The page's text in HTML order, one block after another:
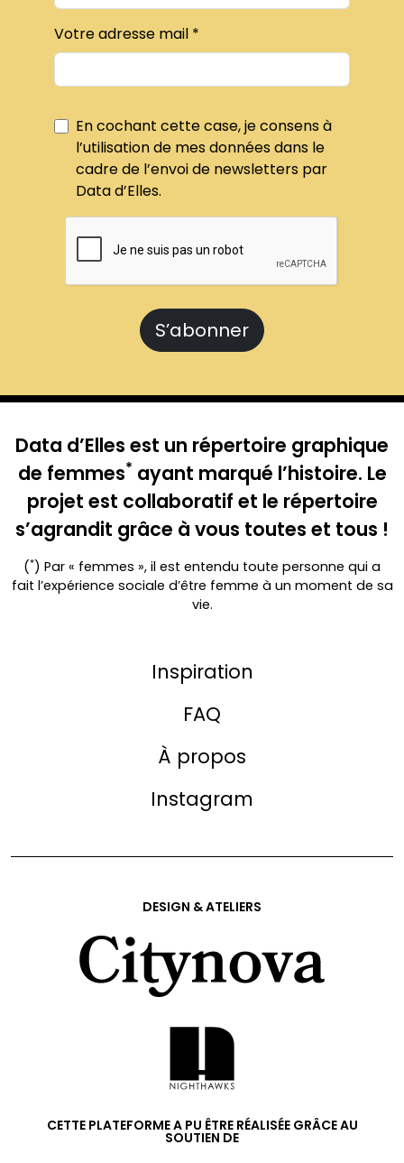
Votre adresse mail
En cochant cette case, je consens à
l’utilisation de mes données dans le
cadre de l’envoi de newsletters par
Data d’Elles.
S’abonner
Data d’Elles est un répertoire graphique
de femmes* ayant marqué l’histoire. Le
projet est collaboratif et le répertoire
s’agrandit grâce à vous toutes et tous !
(*) Par « femmes », il est entendu toute personne qui a
fait l’expérience sociale d’être femme à un moment de sa
vie.
Inspiration
FAQ
À propos
Instagram
DESIGN & ATELIERS
CETTE PLATEFORME A PU ÊTRE RÉALISÉE GRÂCE AU
SOUTIEN DE